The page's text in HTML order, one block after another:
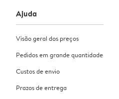
Ajuda
Visão geral dos preços
Pedidos em grande quantidade
Custos de envio
Prazos de entrega